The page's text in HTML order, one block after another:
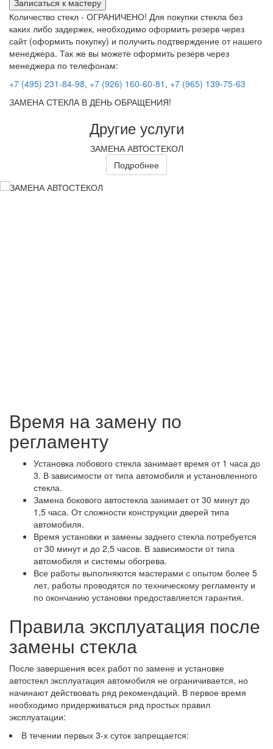
Записаться к мастеру
Количество стекл - ОГРАНИЧЕНО! Для покупки стекла без
каких либо задержек, необходимо оформить резерв через
сайт (оформить покупку) и получить подтверждение от нашего
менеджера. Так же вы можете оформить резерв через
менеджера по телефонам:
+7 (495) 231-84-98, +7 (926) 160-60-81 , +7 (965) 139-75-63
ЗАМЕНА СТЕКЛА В ДЕНЬ ОБРАЩЕНИЯ!
Другие услуги
ЗАМЕНА АВТОСТЕКОЛ
Подробнее
Время на замену по
регламенту
Установка лобового стекла занимает время от 1 часа до
3. В зависимости от типа автомобиля и установленного
стекла.
Замена бокового автостекла занимает от 30 минут до
1,5 часа. От сложности конструкции дверей типа
автомобиля.
Время установки и замены заднего стекла потребуется
от 30 минут и до 2,5 часов. В зависимости от типа
автомобиля и системы обогрева.
Все работы выполняются мастерами с опытом более 5
лет, работы проводятся по техническому регламенту и
по окончанию установки предоставляется гарантия.
Правила эксплуатация после
замены стекла
После завершения всех работ по замене и установке
автостекл эксплуатация автомобиля не ограничивается, но
начинают действовать ряд рекомендаций. В первое время
необходимо придерживаться ряд простых правил
эксплуатации:
В течении первых 3-х суток запрещается: